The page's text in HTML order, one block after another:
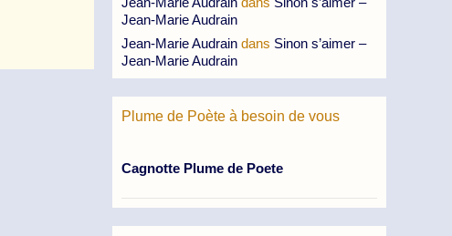
Jean-Marie Audrain
Jean-Marie Audrain dans Sinon s’aimer –
Jean-Marie Audrain
Plume de Poète à besoin de vous
Cagnotte Plume de Poete